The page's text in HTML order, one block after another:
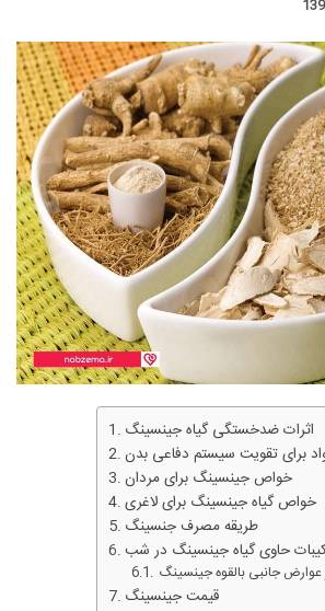
اثرات ضدخستگی گیاه جینسینگ
برای تقویت سیستم دفاعی بدن
خواص جینسینگ برای مردان
خواص گیاه جینسینگ برای لاغری
طریقه مصرف جنسینگ
حاوی گیاه جینسینگ در شب
عوارض جانبی بالقوه جینسینگ
قیمت جینسینگ